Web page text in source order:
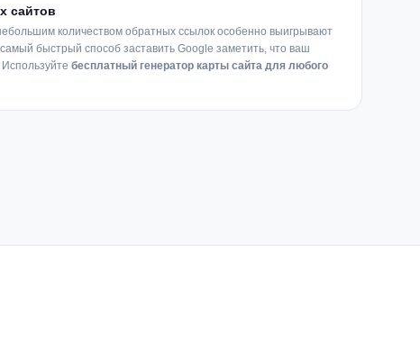
сайтов
количеством обратных ссылок особенно выигрывают
быстрый способ заставить Google заметить, что ваш
бесплатный генератор карты сайта для любого